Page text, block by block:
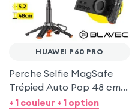
HUAWEI P60 PRO
Perche Selfie MagSafe
Trépied Auto Pop 48 cm
Noir pour Huawei P60 Pro
+ 1 couleur + 1 option